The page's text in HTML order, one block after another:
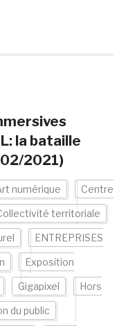
la bataille
2021)
numérique Centre
territoriale
ENTREPRISES
Exposition
Gigapixel Hors
du public